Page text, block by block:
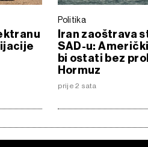
Politika
Iran zaoštrava
SAD-u:
bi ostati bez
Hormuz
prije 2 sata